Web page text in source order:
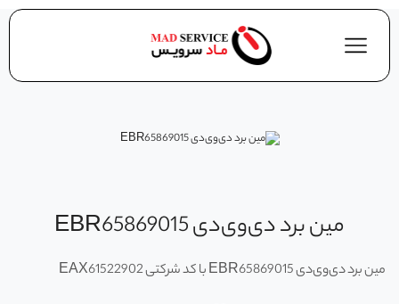
مین برد دی‌وی‌دی EBR65869015
مین برد دی‌وی‌دی EBR65869015 با کد شرکتی EAX61522902